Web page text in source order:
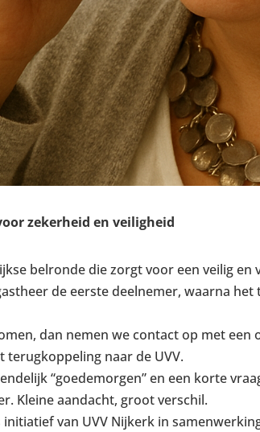
zekerheid en veiligheid
belronde die zorgt voor een veilig
de eerste deelnemer, waarna
dan nemen we contact op met een
terugkoppeling naar de UVV.
“goedemorgen” en een korte
Kleine aandacht, groot verschil.
van UVV Nijkerk in